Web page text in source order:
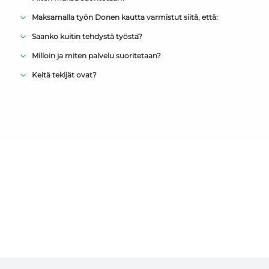
Maksamalla työn Donen kautta varmistut siitä, että:
Saanko kuitin tehdystä työstä?
Milloin ja miten palvelu suoritetaan?
Keitä tekijät ovat?